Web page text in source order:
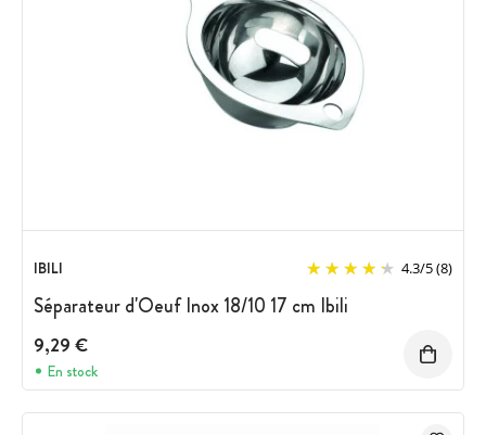
IBILI 4.3/5(8)
Séparateur d'Oeuf Inox 18/10 17 cm Ibili
9,29 €
En stock